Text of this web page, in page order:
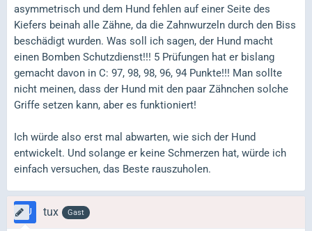
asymmetrisch und dem Hund fehlen auf einer Seite des
Kiefers beinah alle Zähne, da die Zahnwurzeln durch den Biss
beschädigt wurden. Was soll ich sagen, der Hund macht
einen Bomben Schutzdienst!!! 5 Prüfungen hat er bislang
gemacht davon in C: 97, 98, 98, 96, 94 Punkte!!! Man sollte
nicht meinen, dass der Hund mit den paar Zähnchen solche
Griffe setzen kann, aber es funktioniert!
Ich würde also erst mal abwarten, wie sich der Hund
entwickelt. Und solange er keine Schmerzen hat, würde ich
einfach versuchen, das Beste rauszuholen.
tux Gast